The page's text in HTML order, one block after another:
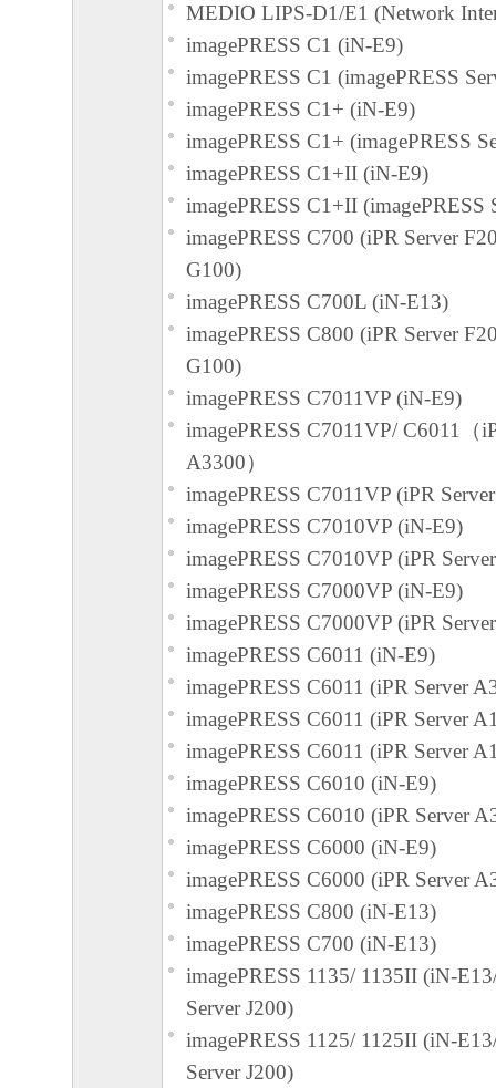
お客様は、日本国政府または関連する外国
認可等を得ることなしに、「本ソフトウェ
は一部を、直接または間接に輸出してはな
７．契約期間
(1) 本契約書は、お客様が『同意』を示す
または「本ソフトウェア」を使用した時点
(2)または(3)により終了されるまで有効に
(2) お客様は、「本ソフトウェア」および
てを廃棄および消去することにより、本契
ることができます。
(3) お客様が本契約書のいずれかの条項に
契約書は直ちに終了します。
(4) お客様は、上記(3)によって本契約書が
やかに、「本ソフトウェア」およびその複
廃棄または消去するものとします。
８．U.S. GOVERNMENT RESTRICTED
The Software is a "commercial item," as that
C.F.R. 2.101 (Oct 1995), consisting of
software" and "commercial computer software
such terms are used in 48 C.F.R. 12.212 (Sept
with 48 C.F.R. 12.212 and 48 C.F.R.
227.7202-4 (June 1995), all U.S. Government
acquire the Software with only those rights set
Manufacturer is Canon Inc./30-2,
ku, Tokyo 146-8501, Japan.
本条項中で使用される"the Software"とは、
義される「本ソフトウェア」を意味し、指
９．分離可能性
本契約書のいずれかの条項またはその一部
効であると決定された場合でも、その他の
MEDIO LIPS-D1/E1 (Network
imagePRESS C1 (iN-E9)
imagePRESS C1 (imagePRESS
imagePRESS C1+ (iN-E9)
imagePRESS C1+ (imagePRESS
imagePRESS C1+II (iN-E9)
imagePRESS C1+II (imagePRESS
imagePRESS C700 (iPR Server
G100)
imagePRESS C700L (iN-E13)
imagePRESS C800 (iPR Server
G100)
imagePRESS C7011VP (iN-E9)
imagePRESS C7011VP/ C6011（
A3300）
imagePRESS C7011VP (iPR
imagePRESS C7010VP (iN-E9)
imagePRESS C7010VP (iPR
imagePRESS C7000VP (iN-E9)
imagePRESS C7000VP (iPR
imagePRESS C6011 (iN-E9)
imagePRESS C6011 (iPR Server
imagePRESS C6011 (iPR Server
imagePRESS C6011 (iPR Server
imagePRESS C6010 (iN-E9)
imagePRESS C6010 (iPR Server
imagePRESS C6000 (iN-E9)
imagePRESS C6000 (iPR Server
imagePRESS C800 (iN-E13)
imagePRESS C700 (iN-E13)
imagePRESS 1135/ 1135II (iN-
Server J200)
imagePRESS 1125/ 1125II (iN-
Server J200)